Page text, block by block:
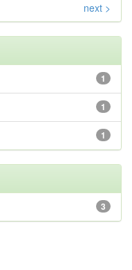
next >
1
1
1
3